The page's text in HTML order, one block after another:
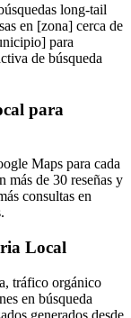
long-tail
en [zona] cerca de
para
de búsqueda
para
Maps para cada
más de 30 reseñas y
consultas en
Local
tráfico orgánico
en búsqueda
generados desde